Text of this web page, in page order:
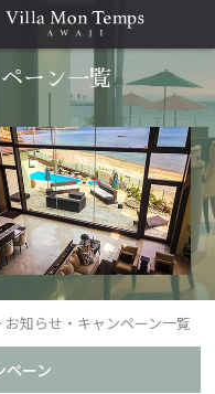
ーン一覧
お知らせ・キャンペーン一覧
ペーン